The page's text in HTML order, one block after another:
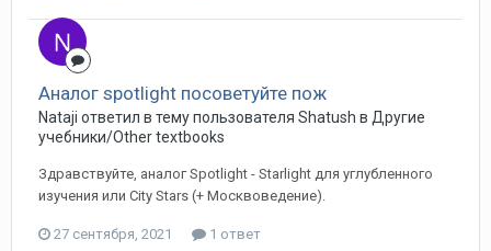
Аналог spotlight посоветуйте пож
Nataji ответил в тему пользователя Shatush в Другие
учебники/Other textbooks
Здравствуйте, аналог Spotlight - Starlight для углубленного
изучения или Сity Stars (+ Москвоведение).
27 сентября, 2021 1 ответ